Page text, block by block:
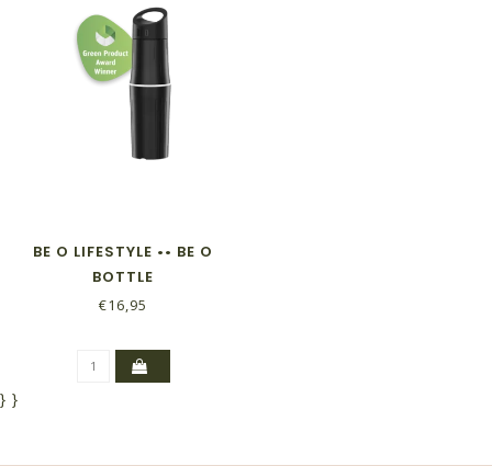
BE O LIFESTYLE •• BE O
BOTTLE
€16,95
} }